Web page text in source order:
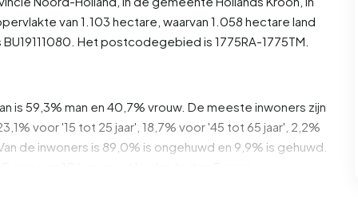
van 1.103 hectare, waarvan 1.058 hectare land
Het postcodegebied is 1775RA-1775TM.
is 59,3% man en 40,7% vrouw. De meeste inwoners zijn
voor '15 tot 25 jaar', 18,7% voor '45 tot 65 jaar', 2,2%
de inwoners is 89,0% is ongehuwd en 9,9% is gehuwd.
93,8% daarvan zijn eenpersoonshuishoudens, 3,7%